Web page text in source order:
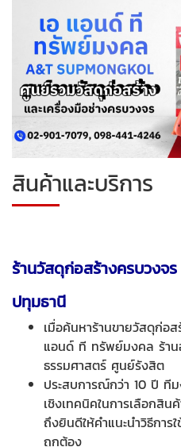
สินค้าและบริการ
ร้านวัสดุก่อสร้างครบวงจ
ปทุมธานี
เมื่อค้นหาร้านขายวัสดุก่อ
แอนด์ ที ทรัพย์มงคล ร้า
ธรรมศาสตร์ ศูนย์รังสิต
ประสบการณ์กว่า 10 ปี ที
เชิงเทคนิคในการเลือกสิน
ถึงยินดีให้คำแนะนำวิธีกา
ถูกต้อง